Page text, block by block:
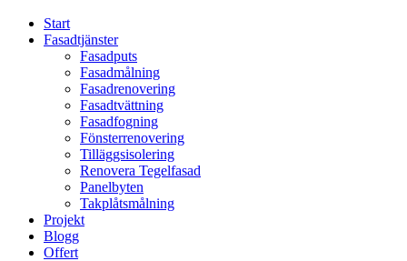
Start
Fasadtjänster
Fasadputs
Fasadmålning
Fasadrenovering
Fasadtvättning
Fasadfogning
Fönsterrenovering
Tilläggsisolering
Renovera Tegelfasad
Panelbyten
Takplåtsmålning
Projekt
Blogg
Offert